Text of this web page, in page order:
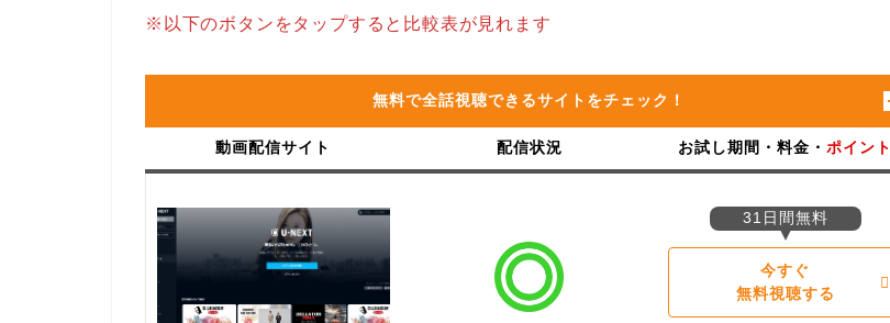
※以下のボタンをタップすると比較表が見れます
無料で全話視聴できるサイトをチェック！
動画配信サイト 配信状況 お試し期間・料金・ ポイント
31日間無料
今すぐ
無料視聴する